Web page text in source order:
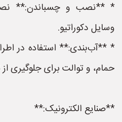
* **نصب و چسباندن:**
وسایل دکوراتیو.
* **آب‌بندی:** استفاده در
حمام، و توالت برای جلوگیری
**صنایع الکترونیک:**